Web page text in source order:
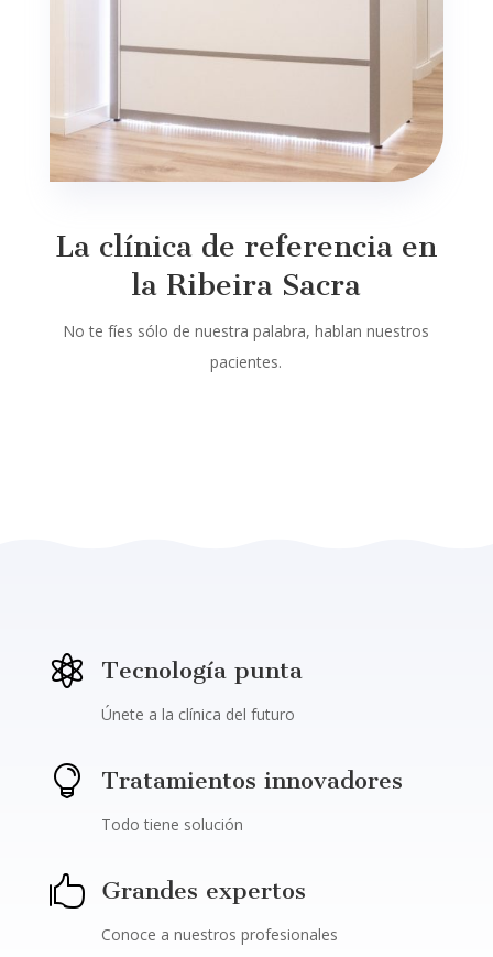
La clínica de referencia en
la Ribeira Sacra
No te fíes sólo de nuestra palabra, hablan nuestros
pacientes.
 Tecnología punta
Únete a la clínica del futuro
 Tratamientos innovadores
Todo tiene solución
 Grandes expertos
Conoce a nuestros profesionales